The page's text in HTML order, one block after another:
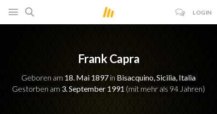
LOGIN
Frank Capra
Geboren am 18. Mai 1897 in Bisacquino, Sicilia, Italia
Gestorben am 3. September 1991 (mit mehr als 94 Jahren)